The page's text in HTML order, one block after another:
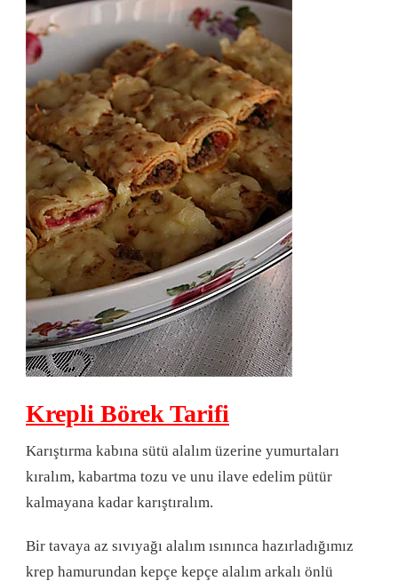
Krepli Börek Tarifi
Karıştırma kabına sütü alalım üzerine yumurtaları
kıralım, kabartma tozu ve unu ilave edelim pütür
kalmayana kadar karıştıralım.
Bir tavaya az sıvıyağı alalım ısınınca hazırladığımız
krep hamurundan kepçe kepçe alalım arkalı önlü